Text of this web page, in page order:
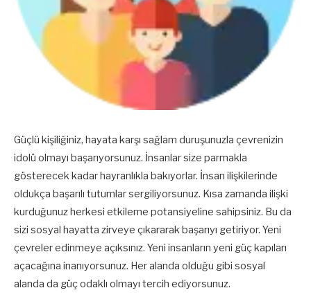
Güçlü kişiliğiniz, hayata karşı sağlam duruşunuzla çevrenizin
idolü olmayı başarıyorsunuz. İnsanlar size parmakla
gösterecek kadar hayranlıkla bakıyorlar. İnsan ilişkilerinde
oldukça başarılı tutumlar sergiliyorsunuz. Kısa zamanda ilişki
kurduğunuz herkesi etkileme potansiyeline sahipsiniz. Bu da
sizi sosyal hayatta zirveye çıkararak başarıyı getiriyor. Yeni
çevreler edinmeye açıksınız. Yeni insanların yeni güç kapıları
açacağına inanıyorsunuz. Her alanda olduğu gibi sosyal
alanda da güç odaklı olmayı tercih ediyorsunuz.